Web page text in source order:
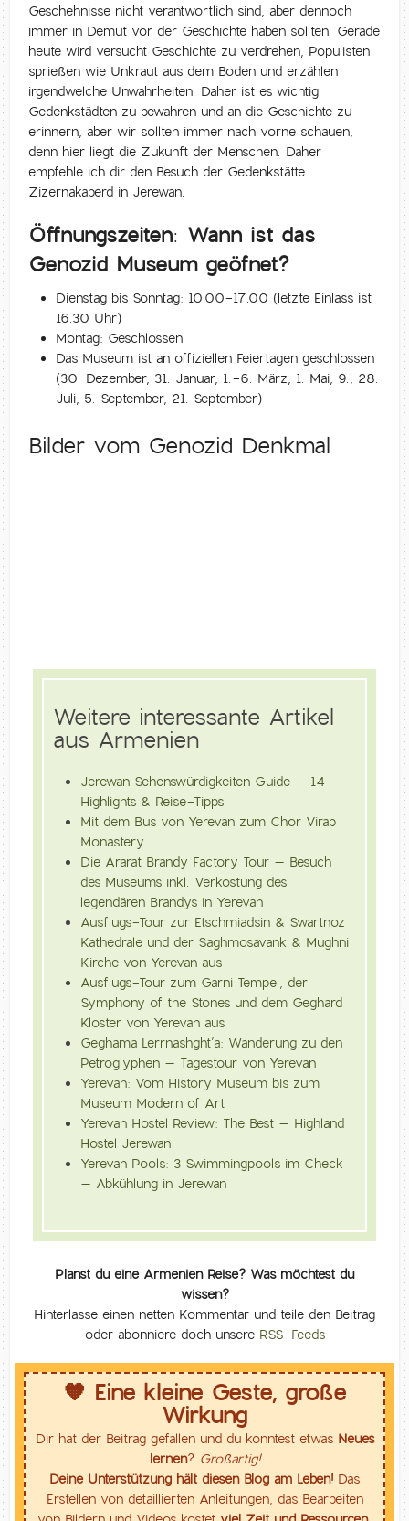
Geschehnisse nicht verantwortlich sind, aber dennoch
immer in Demut vor der Geschichte haben sollten. Gerade
heute wird versucht Geschichte zu verdrehen, Populisten
sprießen wie Unkraut aus dem Boden und erzählen
irgendwelche Unwahrheiten. Daher ist es wichtig
Gedenkstädten zu bewahren und an die Geschichte zu
erinnern, aber wir sollten immer nach vorne schauen,
denn hier liegt die Zukunft der Menschen. Daher
empfehle ich dir den Besuch der Gedenkstätte
Zizernakaberd in Jerewan.
Öffnungszeiten: Wann ist das
Genozid Museum geöfnet?
Dienstag bis Sonntag: 10.00-17.00 (letzte Einlass ist
16.30 Uhr)
Montag: Geschlossen
Das Museum ist an offiziellen Feiertagen geschlossen
(30. Dezember, 31. Januar, 1.-6. März, 1. Mai, 9., 28.
Juli, 5. September, 21. September)
Bilder vom Genozid Denkmal
Weitere interessante Artikel
aus Armenien
Jerewan Sehenswürdigkeiten Guide – 14
Highlights & Reise-Tipps
Mit dem Bus von Yerevan zum Chor Virap
Monastery
Die Ararat Brandy Factory Tour – Besuch
des Museums inkl. Verkostung des
legendären Brandys in Yerevan
Ausflugs-Tour zur Etschmiadsin & Swartnoz
Kathedrale und der Saghmosavank & Mughni
Kirche von Yerevan aus
Ausflugs-Tour zum Garni Tempel, der
Symphony of the Stones und dem Geghard
Kloster von Yerevan aus
Geghama Lerrnashght’a: Wanderung zu den
Petroglyphen – Tagestour von Yerevan
Yerevan: Vom History Museum bis zum
Museum Modern of Art
Yerevan Hostel Review: The Best – Highland
Hostel Jerewan
Yerevan Pools: 3 Swimmingpools im Check
– Abkühlung in Jerewan
Planst du eine Armenien Reise? Was möchtest du
wissen?
Hinterlasse einen netten Kommentar und teile den Beitrag
oder abonniere doch unsere RSS-Feeds
🧡 Eine kleine Geste, große
Wirkung
Dir hat der Beitrag gefallen und du konntest etwas Neues
lernen? Großartig!
Deine Unterstützung hält diesen Blog am Leben! Das
Erstellen von detaillierten Anleitungen, das Bearbeiten